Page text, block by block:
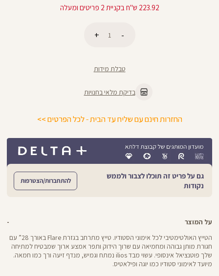
מוצר
223.92 ש"ח בקניית 2 פריטים ומעלה
טבלת מידות
בדיקת מלאי בחנויות
החזרות חינם עם שליח עד הבית - לכל הפרטים >>
גם על פריט זה תוכלו לצבור ולממש
נקודות
להתחברות/הצטרפות
על המוצר
הטייץ האולטימטיבי לכל אימוני הסטודיו. טייץ מתרחב בגזרת Flare באורך 28” עם
חגורת מותן גבוהה ומחמיאה עם שרוך הידוק ותפר אמצע ארוך שמבטיח למתיחה
שלך פוטנציאל אינסופי. עשוי מבד ilios נמתח וגמיש, מנדף זיעה ורך כמו חמאה.
מיועד לאימוני סטודיו כמו יוגה ופילאטיס.